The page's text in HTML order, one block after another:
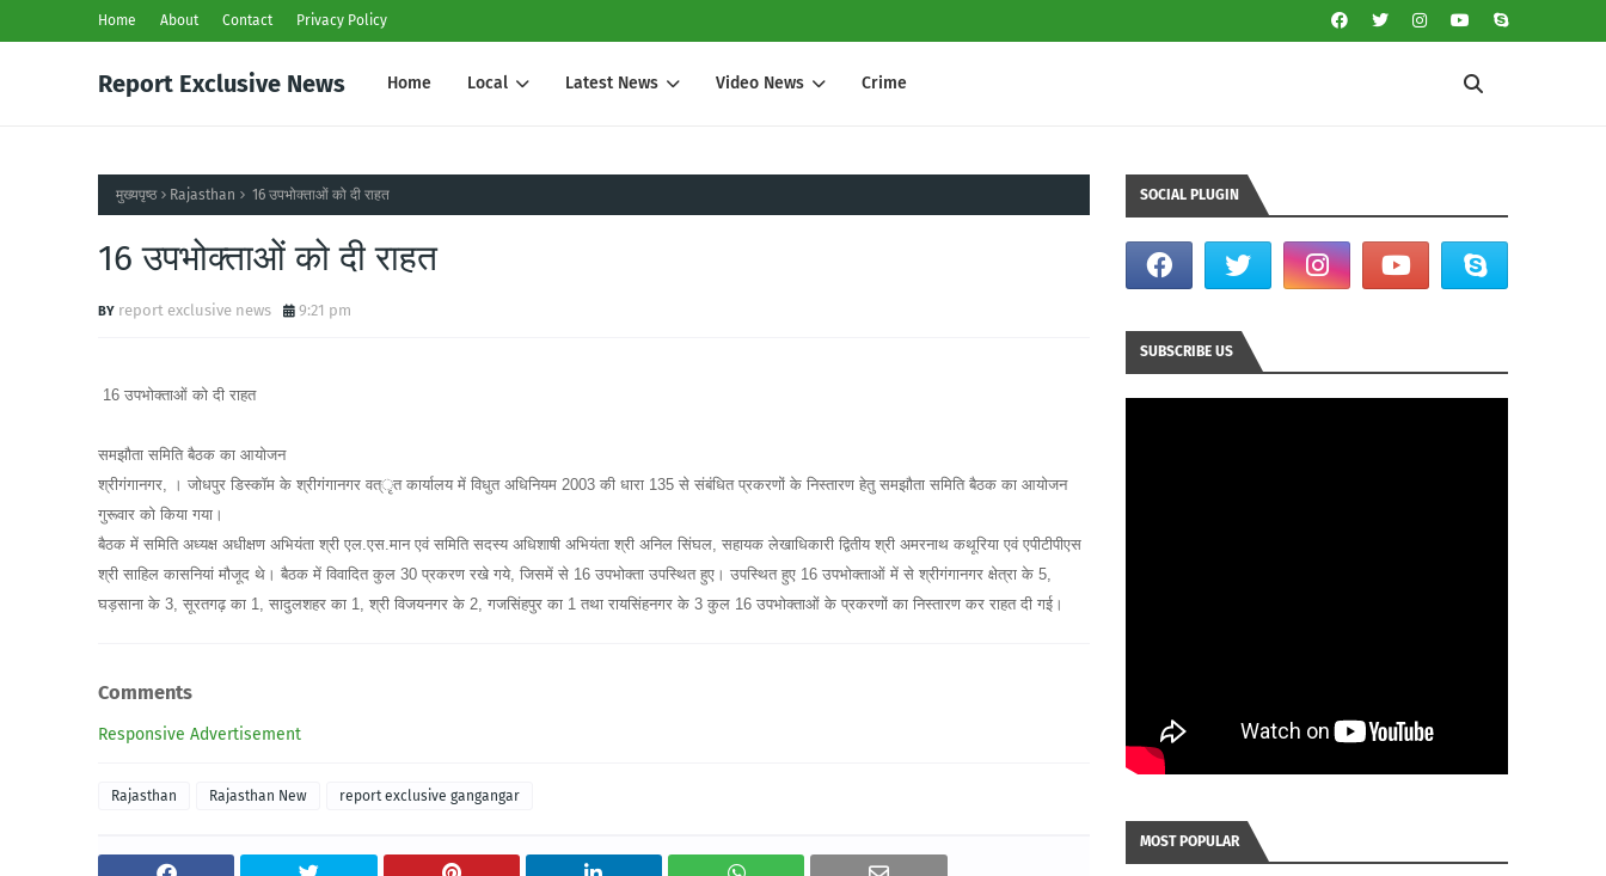
Home About Contact Privacy Policy
Report Exclusive News Home Local Latest News Video News Crime
मुख्यपृष्ठ Rajasthan 16 उपभोक्ताओं को दी राहत
16 उपभोक्ताओं को दी राहत
report exclusive news 9:21 pm
16 उपभोक्ताओं को दी राहत
समझौता समिति बैठक का आयोजन
श्रीगंगानगर, । जोधपुर डिस्कॉम के श्रीगंगानगर वत्ृत कार्यालय में विधुत अधिनियम 2003 की धारा 135 से संबंधित प्रकरणों के निस्तारण हेतु समझौता समिति बैठक का आयोजन
गुरूवार को किया गया।
बैठक में समिति अध्यक्ष अधीक्षण अभियंता श्री एल.एस.मान एवं समिति सदस्य अधिशाषी अभियंता श्री अनिल सिंघल, सहायक लेखाधिकारी द्वितीय श्री अमरनाथ कथूरिया एवं एपीटीपीएस
श्री साहिल कासनियां मौजूद थे। बैठक में विवादित कुल 30 प्रकरण रखे गये, जिसमें से 16 उपभोक्ता उपस्थित हुए। उपस्थित हुए 16 उपभोक्ताओं में से श्रीगंगानगर क्षेत्रा के 5,
घड़साना के 3, सूरतगढ़ का 1, सादुलशहर का 1, श्री विजयनगर के 2, गजसिंहपुर का 1 तथा रायसिंहनगर के 3 कुल 16 उपभोक्ताओं के प्रकरणों का निस्तारण कर राहत दी गई।
Comments
Responsive Advertisement
Rajasthan Rajasthan New report exclusive gangangar
SOCIAL PLUGIN
SUBSCRIBE US
MOST POPULAR